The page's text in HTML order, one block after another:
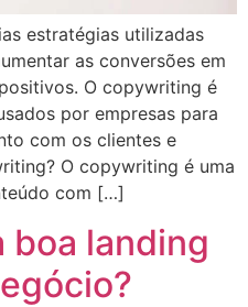
estratégias utilizadas
as conversões em
O copywriting é
por empresas para
com os clientes e
O copywriting é uma
com […]
boa landing